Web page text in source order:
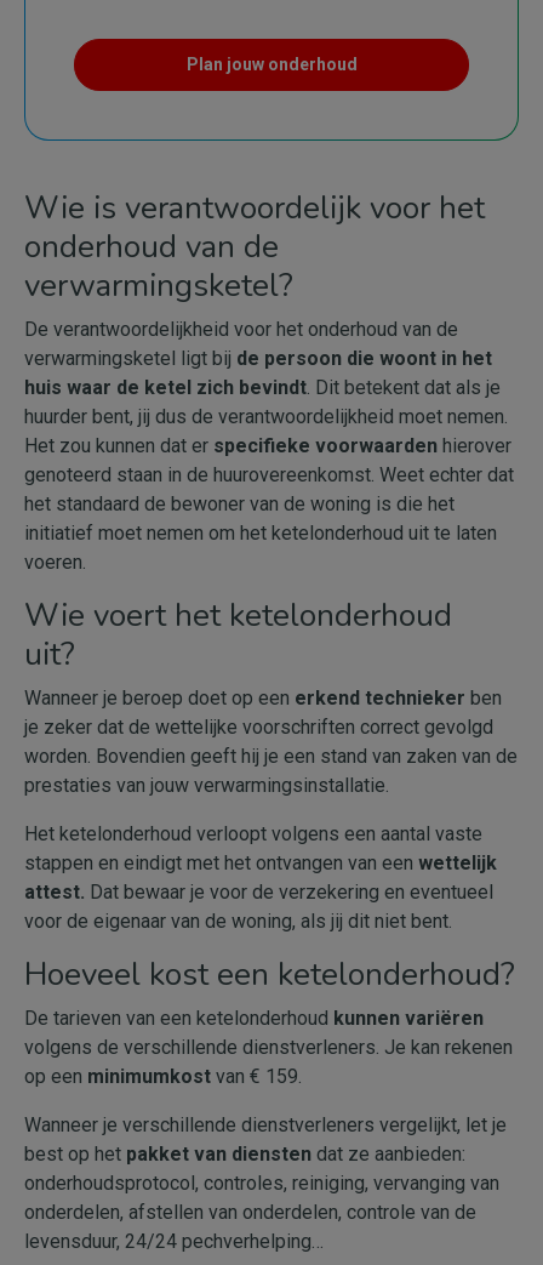
Plan jouw onderhoud
Wie is verantwoordelijk voor het
onderhoud van de
verwarmingsketel?
De verantwoordelijkheid voor het onderhoud van de
verwarmingsketel ligt bij de persoon die woont in het
huis waar de ketel zich bevindt. Dit betekent dat als je
huurder bent, jij dus de verantwoordelijkheid moet nemen.
Het zou kunnen dat er specifieke voorwaarden hierover
genoteerd staan in de huurovereenkomst. Weet echter dat
het standaard de bewoner van de woning is die het
initiatief moet nemen om het ketelonderhoud uit te laten
voeren.
Wie voert het ketelonderhoud
uit?
Wanneer je beroep doet op een erkend technieker ben
je zeker dat de wettelijke voorschriften correct gevolgd
worden. Bovendien geeft hij je een stand van zaken van de
prestaties van jouw verwarmingsinstallatie.
Het ketelonderhoud verloopt volgens een aantal vaste
stappen en eindigt met het ontvangen van een wettelijk
attest. Dat bewaar je voor de verzekering en eventueel
voor de eigenaar van de woning, als jij dit niet bent.
Hoeveel kost een ketelonderhoud?
De tarieven van een ketelonderhoud kunnen variëren
volgens de verschillende dienstverleners. Je kan rekenen
op een minimumkost van € 159.
Wanneer je verschillende dienstverleners vergelijkt, let je
best op het pakket van diensten dat ze aanbieden:
onderhoudsprotocol, controles, reiniging, vervanging van
onderdelen, afstellen van onderdelen, controle van de
levensduur, 24/24 pechverhelping…